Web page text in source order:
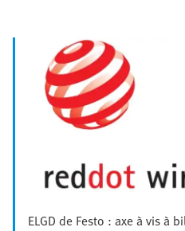
ELGD de Festo : axe à vis à